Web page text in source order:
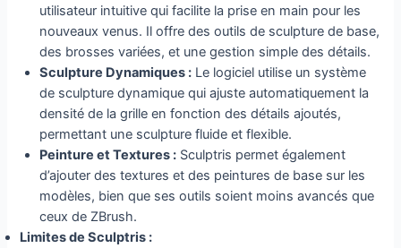
utilisateur intuitive qui facilite la prise en main pour les
nouveaux venus. Il offre des outils de sculpture de base,
des brosses variées, et une gestion simple des détails.
Sculpture Dynamiques : Le logiciel utilise un système
de sculpture dynamique qui ajuste automatiquement la
densité de la grille en fonction des détails ajoutés,
permettant une sculpture fluide et flexible.
Peinture et Textures : Sculptris permet également
d’ajouter des textures et des peintures de base sur les
modèles, bien que ses outils soient moins avancés que
ceux de ZBrush.
Limites de Sculptris :